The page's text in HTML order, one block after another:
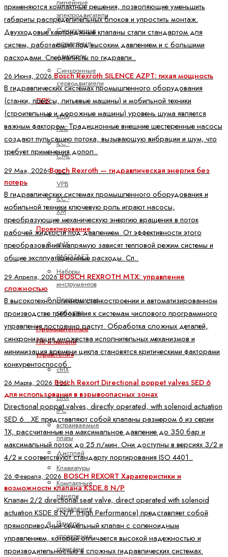
линейные
электродвигатели
Синхронные
моментные
двигатели
Синхронные
серводвигатели
ПЛК
ctrlX
PLC
ILC -
CML
ILC -
VPB
ILC -
XM
Проектирование
ctrlX
РАБОТАЕТ
Наборы
инструментов
Программные
средства
Промышленные
ПК и панели
управления
ctrlX
HMI
ctrlX
IPC
встраиваемые
платы
Дисплей
Клавиатуры
Компактные
панели
управления
Панели
управления
станками
применяются компактные решения, позволяющие уменьшить
габариты распределительных блоков и упростить монтаж.
Двухходовые картриджные клапаны стали стандартом для
систем, работающих под высоким давлением и с большими
расходами. Специалисты по гидравли..
26 Июня, 2026 Bosch Rexroth SILENCE AZPT: тихая мощность
В гидравлических системах промышленного оборудования
(станки, прессы, литьевые машины) и мобильной техники
(строительные и дорожные машины) уровень шума является
важным фактором. Традиционные внешние шестеренные насосы
создают пульсацию потока, вызывающую вибрации и шум, что
требует применения допол..
29 Мая, 2026Bosch Rexroth — гидравлическая энергия без
потерь
В гидравлических системах промышленного оборудования и
мобильной техники ключевую роль играют насосы,
преобразующие механическую энергию вращения в поток
рабочей жидкости под давлением. От эффективности этого
преобразования напрямую зависят тепловой режим системы и
общие эксплуатационные расходы. Сп..
29 Апреля, 2026BOSCH REXROTH MTX: управление
сложностью
В высокотехнологичном станкостроении и автоматизированном
производстве требования к системам числового программного
управления постоянно растут. Обработка сложных деталей,
синхронизация множества исполнительных механизмов и
минимизация времени цикла становятся критическими факторами
конкурентоспособ..
26 Марта, 2026 Bosch Rexort Directional poppet valves SED 6
для использования в взрывоопасных зонах
Directional poppet valves, directly operated, with solenoid actuation
SED 6…XE представляют собой клапаны размером 6 из серии
1X, рассчитанные на максимальное давление до 350 бар и
максимальный поток до 25 л/мин. Они доступны в версиях 3/2 и
4/2 и соответствуют стандарту портирования ISO 4401..
26 Февраля, 2026 BOSCH REXORT Характеристики и
возможности клапана KSDE.8 N/P
Клапан 2/2 directional seat valve, direct operated with solenoid
actuation KSDE.8 N/P (High Performance) представляет собой
прямоприводный седельный клапан с соленоидным
управлением, который отличается высокой надежностью и
производительностью в сложных гидравлических системах.